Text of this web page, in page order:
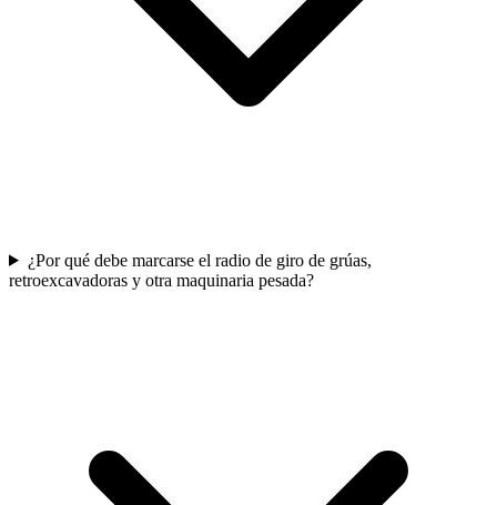
¿Por qué debe marcarse el radio de giro de grúas,
retroexcavadoras y otra maquinaria pesada?